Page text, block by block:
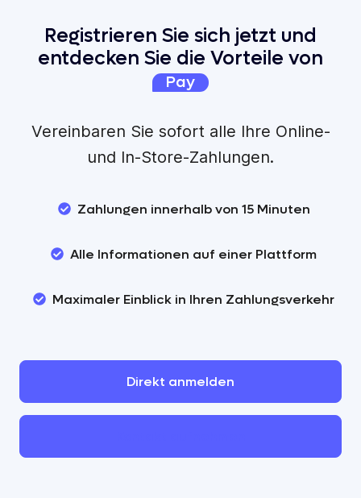
Registrieren Sie sich jetzt und
entdecken Sie die Vorteile von
Pay
Vereinbaren Sie sofort alle Ihre Online-
und In-Store-Zahlungen.
Zahlungen innerhalb von 15 Minuten
Alle Informationen auf einer Plattform
Maximaler Einblick in Ihren Zahlungsverkehr
Direkt anmelden